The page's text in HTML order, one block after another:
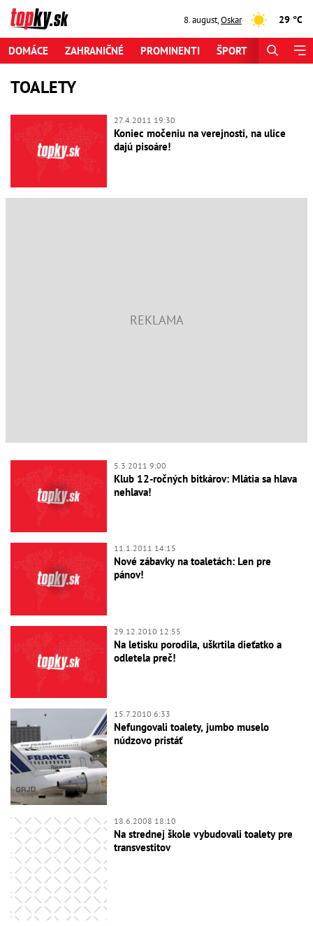
8. august,Oskar 29 °C
DOMÁCE ZAHRANIČNÉ PROMINENTI ŠPORT
TOALETY
27.4.2011 19:30
Koniec močeniu na verejnosti, na ulice
dajú pisoáre!
5.3.2011 9:00
Klub 12-ročných bitkárov: Mlátia sa hlava
nehlava!
11.1.2011 14:15
Nové zábavky na toaletách: Len pre
pánov!
29.12.2010 12:55
Na letisku porodila, uškrtila dieťatko a
odletela preč!
15.7.2010 6:33
Nefungovali toalety, jumbo muselo
núdzovo pristáť
18.6.2008 18:10
Na strednej škole vybudovali toalety pre
transvestitov